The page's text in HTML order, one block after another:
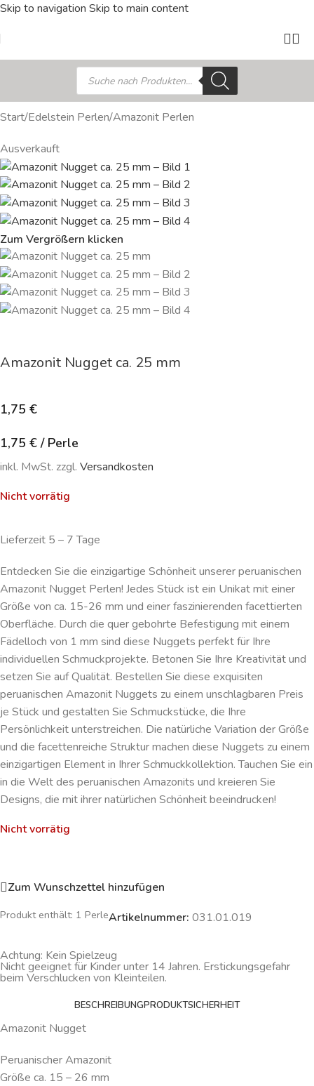
Skip to navigation Skip to main content
Start/Edelstein Perlen/Amazonit Perlen
Ausverkauft
Zum Vergrößern klicken
Amazonit Nugget ca. 25 mm
1,75 €
1,75 € / Perle
inkl. MwSt. zzgl. Versandkosten
Nicht vorrätig
Lieferzeit 5 – 7 Tage
Entdecken Sie die einzigartige Schönheit unserer peruanischen
Amazonit Nugget Perlen! Jedes Stück ist ein Unikat mit einer
Größe von ca. 15-26 mm und einer faszinierenden facettierten
Oberfläche. Durch die quer gebohrte Befestigung mit einem
Fädelloch von 1 mm sind diese Nuggets perfekt für Ihre
individuellen Schmuckprojekte. Betonen Sie Ihre Kreativität und
setzen Sie auf Qualität. Bestellen Sie diese exquisiten
peruanischen Amazonit Nuggets zu einem unschlagbaren Preis
je Stück und gestalten Sie Schmuckstücke, die Ihre
Persönlichkeit unterstreichen. Die natürliche Variation der Größe
und die facettenreiche Struktur machen diese Nuggets zu einem
einzigartigen Element in Ihrer Schmuckkollektion. Tauchen Sie ein
in die Welt des peruanischen Amazonits und kreieren Sie
Designs, die mit ihrer natürlichen Schönheit beeindrucken!
Nicht vorrätig
Zum Wunschzettel hinzufügen
Produkt enthält: 1 PerleArtikelnummer: 031.01.019
Achtung: Kein Spielzeug
Nicht geeignet für Kinder unter 14 Jahren. Erstickungsgefahr
beim Verschlucken von Kleinteilen.
BESCHREIBUNGPRODUKTSICHERHEIT
Amazonit Nugget
Peruanischer Amazonit
Größe ca. 15 – 26 mm